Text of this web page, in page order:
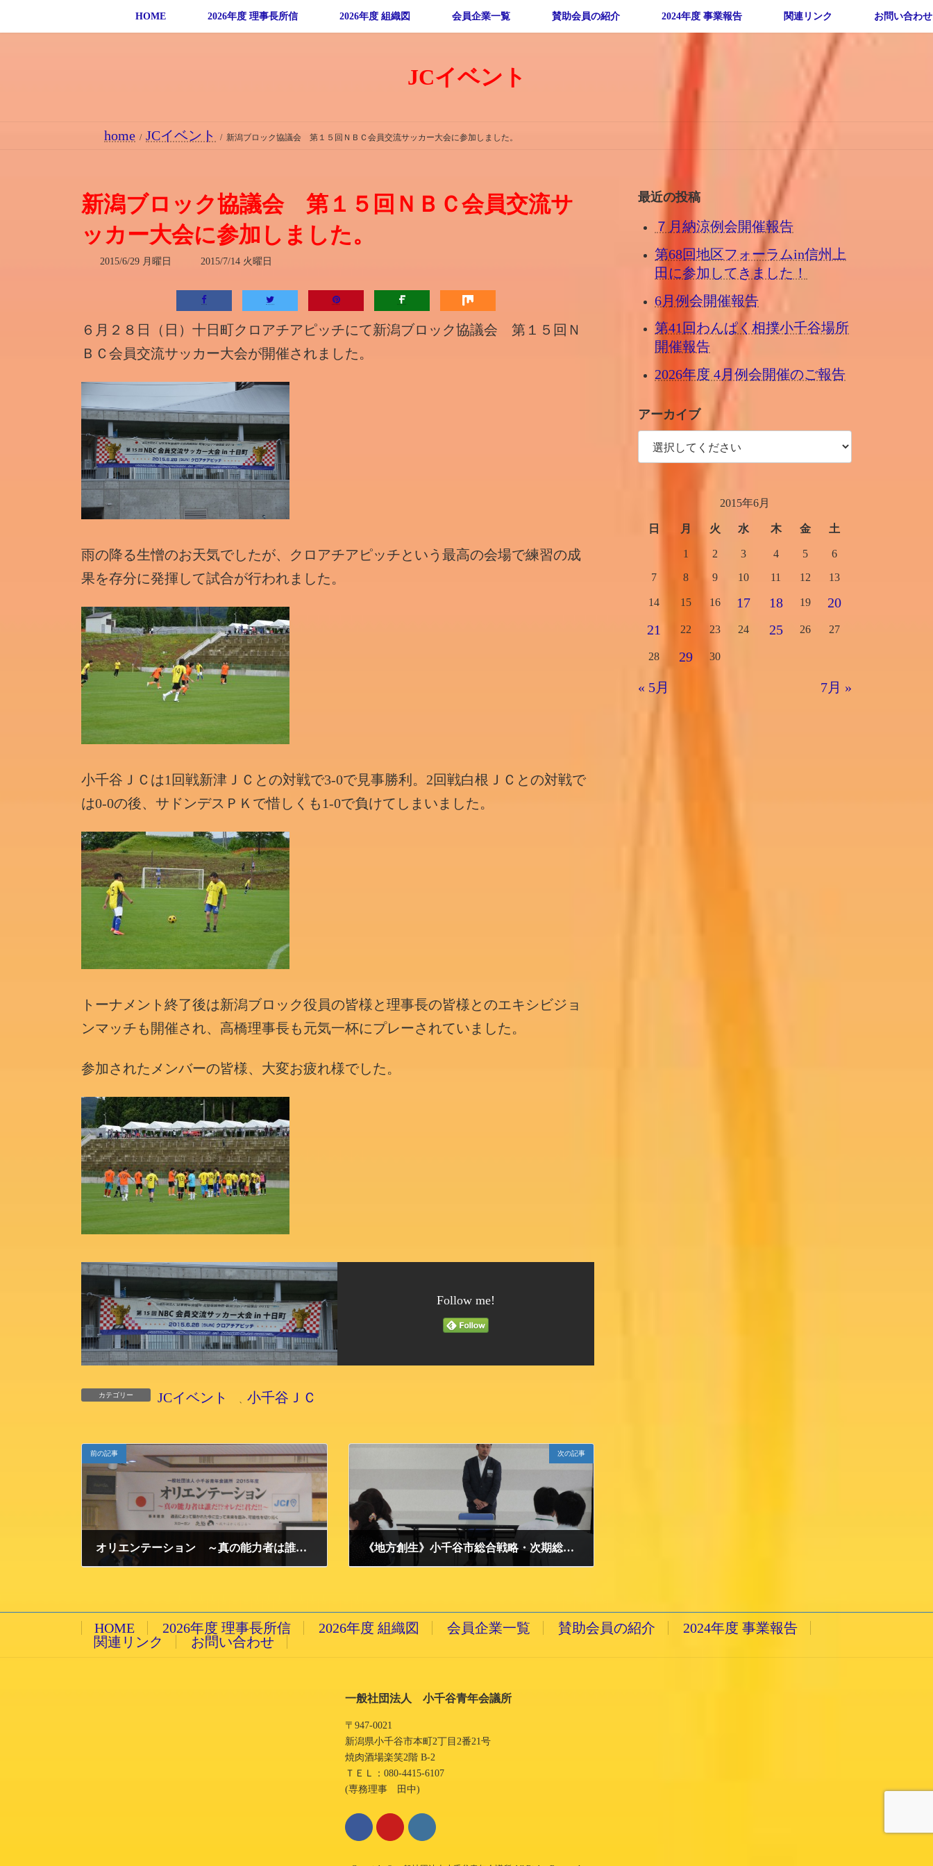
HOME 2026年度 理事長所信 2026年度 組織図 会員企業一覧 賛助会員の紹介 2024年度 事業報告 関連リンク お問い合わせ
JCイベント
home JCイベント 新潟ブロック協議会 第１５回ＮＢＣ会員交流サッカー大会に参加しました。
新潟ブロック協議会 第１５回ＮＢＣ会員交流サ
ッカー大会に参加しました。
2015/6/29 月曜日
最
新
日
時
2015/7/14 火曜日
６月２８日（日）十日町クロアチアピッチにて新潟ブロック協議会 第１５回Ｎ
ＢＣ会員交流サッカー大会が開催されました。
雨の降る生憎のお天気でしたが、クロアチアピッチという最高の会場で練習の成
果を存分に発揮して試合が行われました。
小千谷ＪＣは1回戦新津ＪＣとの対戦で3-0で見事勝利。2回戦白根ＪＣとの対戦で
は0-0の後、サドンデスＰＫで惜しくも1-0で負けてしまいました。
トーナメント終了後は新潟ブロック役員の皆様と理事長の皆様とのエキシビジョ
ンマッチも開催され、高橋理事長も元気一杯にプレーされていました。
参加されたメンバーの皆様、大変お疲れ様でした。
Follow me!
カテゴリー JCイベント 、 小千谷ＪＣ
前の記事
オリエンテーション ～真の能力者は誰だ！？オレだ！君だ！！～が開催されました。
次の記事
《地方創生》小千谷市総合戦略・次期総合計画策定に係る 意見交換会に参加しました。
最近の投稿
７月納涼例会開催報告
第68回地区フォーラムin信州上
田に参加してきました！
6月例会開催報告
第41回わんぱく相撲小千谷場所
開催報告
2026年度 4月例会開催のご報告
アーカイブ
2015年6月
日 月 火 水 木 金 土
1 2 3 4 5
6
7
8 9 10 11 12 13
14 15 16 17 18 19
20
21
22 23 24 25 26 27
28 29 30
« 5月 7月 »
HOME 2026年度 理事長所信 2026年度 組織図 会員企業一覧 賛助会員の紹介
2024年度 事業報告
関連リンク
お問い合わせ
一般社団法人 小千谷青年会議所
〒947-0021
新潟県小千谷市本町2丁目2番21号
焼肉酒場楽笑2階 B-2
ＴＥＬ：080-4415-6107
(専務理事 田中)